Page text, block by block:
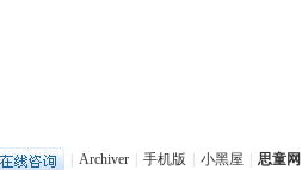
Archiver 手机版 小黑屋
思童网